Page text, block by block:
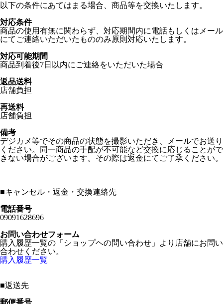
以下の条件にあてはまる場合、商品等を交換いたします。
対応条件
商品の使用有無に関わらず、対応期間内に電話もしくはメール
にてご連絡いただいたもののみ原則対応いたします。
対応可能期間
商品到着後7日以内にご連絡をいただいた場合
返品送料
店舗負担
再送料
店舗負担
備考
デジカメ等でその商品の状態を撮影いただき、メールでお送り
ください。同一商品の手配が不可能など交換に応じることがで
きない場合がございます。その際は返金にてご了承ください。
■キャンセル・返金・交換連絡先
電話番号
09091628696
お問い合わせフォーム
購入履歴一覧の「ショップヘの問い合わせ」より店舗にお問い
合わせください。
購入履歴一覧
■返送先
郵便番号